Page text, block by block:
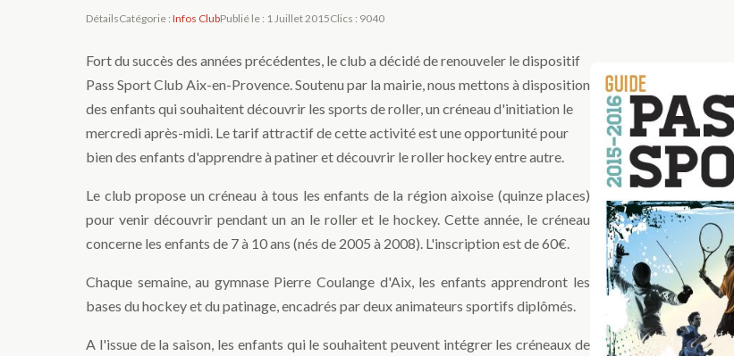
DétailsCatégorie : Infos ClubPublié le : 1 Juillet 2015Clics : 9040
Fort du succès des années précédentes, le club a décidé de renouveler le dispositif
Pass Sport Club Aix-en-Provence. Soutenu par la mairie, nous mettons à disposition
des enfants qui souhaitent découvrir les sports de roller, un créneau d'initiation le
mercredi après-midi. Le tarif attractif de cette activité est une opportunité pour
bien des enfants d'apprendre à patiner et découvrir le roller hockey entre autre.
Le club propose un créneau à tous les enfants de la région aixoise (quinze places)
pour venir découvrir pendant un an le roller et le hockey. Cette année, le créneau
concerne les enfants de 7 à 10 ans (nés de 2005 à 2008). L'inscription est de 60€.
Chaque semaine, au gymnase Pierre Coulange d'Aix, les enfants apprendront les
bases du hockey et du patinage, encadrés par deux animateurs sportifs diplômés.
A l'issue de la saison, les enfants qui le souhaitent peuvent intégrer les créneaux de